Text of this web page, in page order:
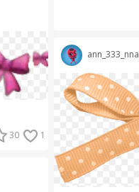
30 1
ann_333_nna